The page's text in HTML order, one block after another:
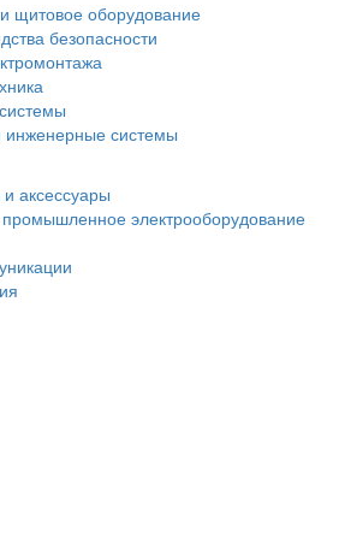
щитовое оборудование
безопасности
инженерные системы
аксессуары
промышленное электрооборудование